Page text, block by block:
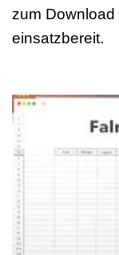
zum
einsatzbereit.